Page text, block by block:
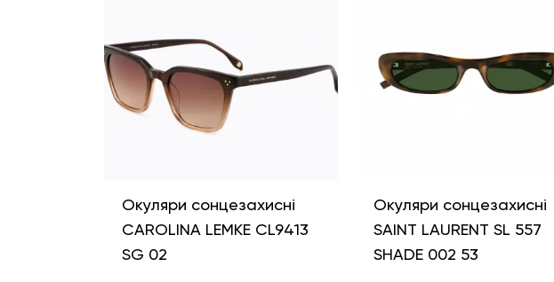
Окуляри сонцезахисні
CAROLINA LEMKE CL9413
SG 02
Окуляри сонцезахисні
SAINT LAURENT SL 557
SHADE 002 53